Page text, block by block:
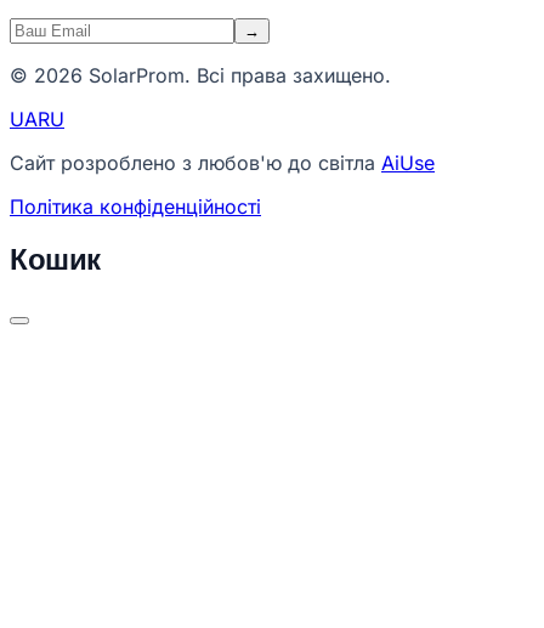
→
© 2026 SolarProm. Всі права захищено.
UARU
Сайт розроблено з любов'ю до світла AiUse
Політика конфіденційності
Кошик